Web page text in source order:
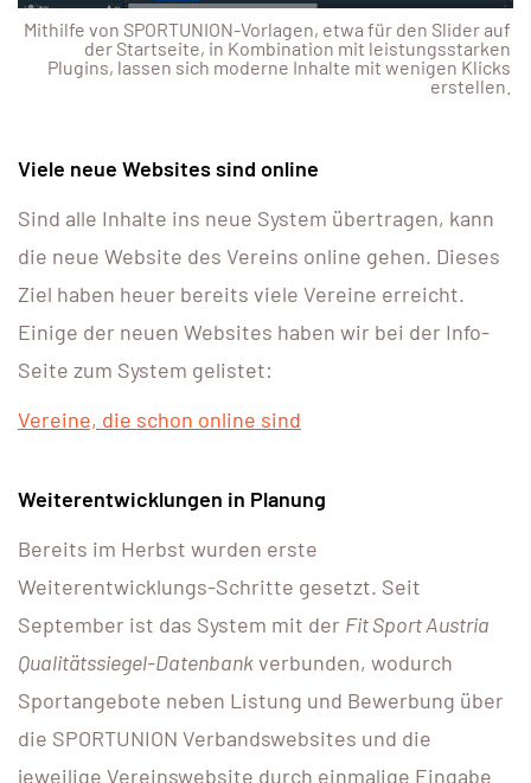
Mithilfe von SPORTUNION-Vorlagen, etwa für den Slider auf
der Startseite, in Kombination mit leistungsstarken
Plugins, lassen sich moderne Inhalte mit wenigen Klicks
erstellen.
Viele neue Websites sind online
Sind alle Inhalte ins neue System übertragen, kann
die neue Website des Vereins online gehen. Dieses
Ziel haben heuer bereits viele Vereine erreicht.
Einige der neuen Websites haben wir bei der Info-
Seite zum System gelistet:
Vereine, die schon online sind
Weiterentwicklungen in Planung
Bereits im Herbst wurden erste
Weiterentwicklungs-Schritte gesetzt. Seit
September ist das System mit der Fit Sport Austria
Qualitätssiegel-Datenbankverbunden, wodurch
Sportangebote neben Listung und Bewerbung über
die SPORTUNION Verbandswebsites und die
jeweilige Vereinswebsite durch einmalige Eingabe